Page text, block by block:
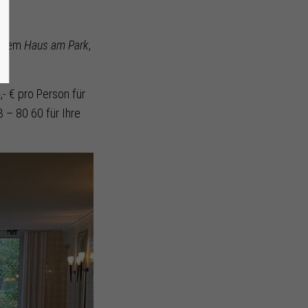
Haus am Park,
€ pro Person für
– 80 60 für Ihre